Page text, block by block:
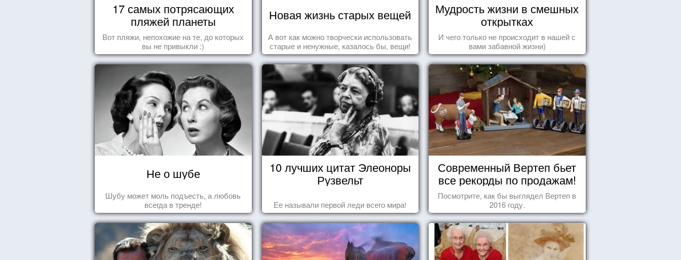
17 самых потрясающих
пляжей планеты
Вот пляжи, непохожие на те, до которых
вы не привыкли :)
Новая жизнь старых вещей
А вот как можно творчески использовать
старые и ненужные, казалось бы, вещи!
Мудрость жизни в смешных
открытках
И чего только не происходит в нашей с
вами забавной жизни)
Не о шубе
Шубу может моль подъесть, а любовь
всегда в тренде!
10 лучших цитат Элеоноры
Рузвельт
Ее называли первой леди всего мира!
Современный Вертеп бьет
все рекорды по продажам!
Посмотрите, как бы выглядел Вертеп в
2016 году.